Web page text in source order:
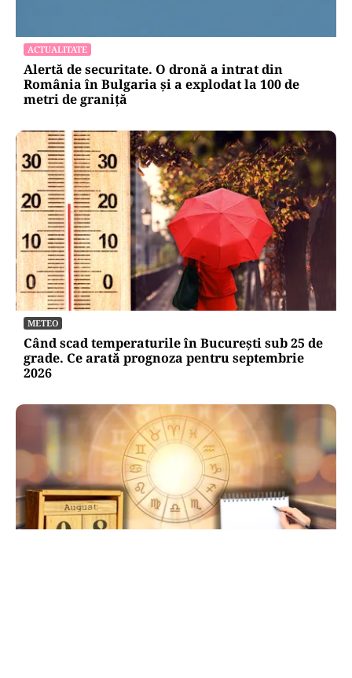
ACTUALITATE
Alertă de securitate. O dronă a intrat din
România în Bulgaria şi a explodat la 100 de
metri de graniţă
METEO
Când scad temperaturile în București sub 25 de
grade. Ce arată prognoza pentru septembrie
2026